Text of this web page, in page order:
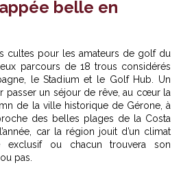
belle en
cultes pour les amateurs de golf du
parcours de 18 trous considérés
le Stadium et le Golf Hub. Un
passer un séjour de rêve, au cœur la
de la ville historique de Gérone, à
des belles plages de la Costa
car la région jouit d’un climat
exclusif ou chacun trouvera son
pas.